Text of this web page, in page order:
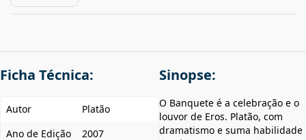
Ficha Técnica:
Autor
Platão
Ano de Edição
2007
Sinopse:
O Banquete é a celebração e o
louvor de Eros. Platão, com
dramatismo e suma habilidade